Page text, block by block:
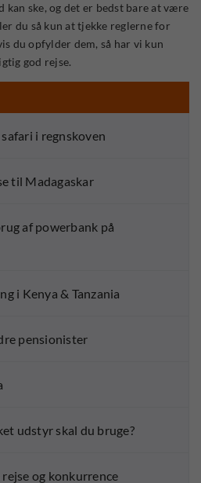
ske, og det er bedst bare at være
du så kun at tjekke reglerne for
du opfylder dem, så har vi kun
god rejse.
i regnskoven
til Madagaskar
af powerbank på
i Kenya & Tanzania
pensionister
udstyr skal du bruge?
og konkurrence